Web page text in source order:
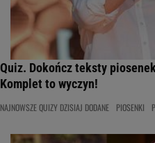
Quiz. Dokończ teksty
Komplet to wyczyn!
NAJNOWSZE QUIZY DZISIAJ DODANE PIOSENKI